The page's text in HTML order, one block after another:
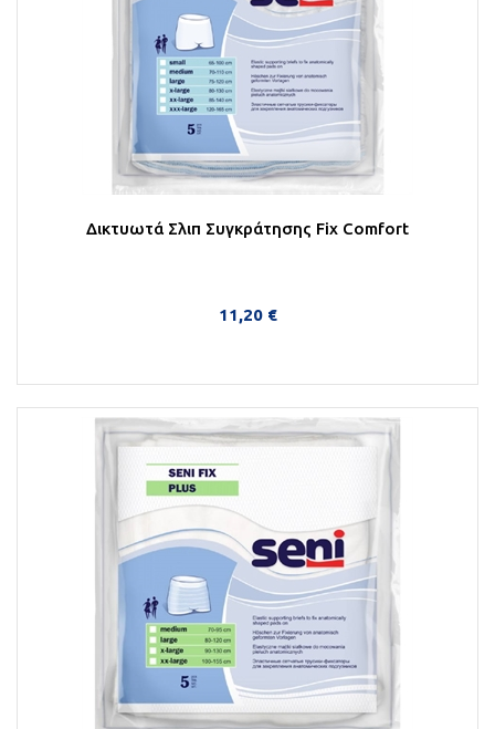
Δικτυωτά Σλιπ Συγκράτησης Fix Comfort
11,20 €